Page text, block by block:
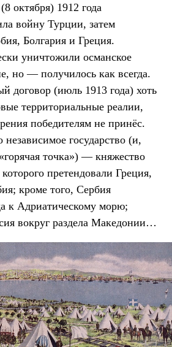
октября) 1912 года
войну Турции, затем
Болгария и Греция.
уничтожили османское
но — получилось как всегда.
договор (июль 1913 года) хоть
территориальные реалии,
победителям не принёс.
государство (и,
точка») — княжество
претендовали Греция,
кроме того, Сербия
к Адриатическому морю;
вокруг раздела Македонии…